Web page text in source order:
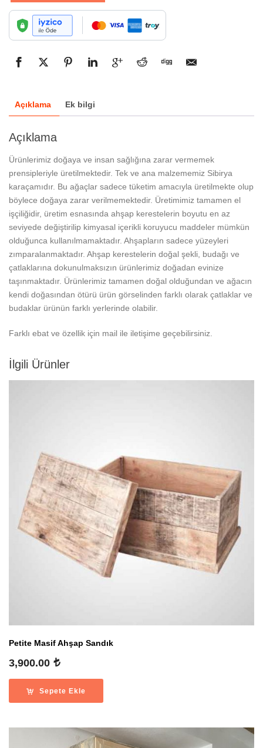
Açıklama Ek bilgi
Açıklama
Ürünlerimiz doğaya ve insan sağlığına zarar vermemek
prensipleriyle üretilmektedir. Tek ve ana malzememiz Sibirya
karaçamıdır. Bu ağaçlar sadece tüketim amacıyla üretilmekte olup
böylece doğaya zarar verilmemektedir. Üretimimiz tamamen el
işçiliğidir, üretim esnasında ahşap kerestelerin boyutu en az
seviyede değiştirilip kimyasal içerikli koruyucu maddeler mümkün
olduğunca kullanılmamaktadır. Ahşapların sadece yüzeyleri
zımparalanmaktadır. Ahşap kerestelerin doğal şekli, budağı ve
çatlaklarına dokunulmaksızın ürünlerimiz doğadan evinize
taşınmaktadır. Ürünlerimiz tamamen doğal olduğundan ve ağacın
kendi doğasından ötürü ürün görselinden farklı olarak çatlaklar ve
budaklar ürünün farklı yerlerinde olabilir.
Farklı ebat ve özellik için mail ile iletişime geçebilirsiniz.
İlgili Ürünler
Petite Masif Ahşap Sandık
3,900.00
Sepete Ekle